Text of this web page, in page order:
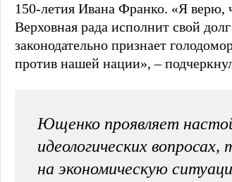
150-летия Ивана Франко. «Я
Верховная рада исполнит свой
законодательно признает
против нашей нации», – подчеркнул
Ющенко проявляет
идеологических
на экономическую